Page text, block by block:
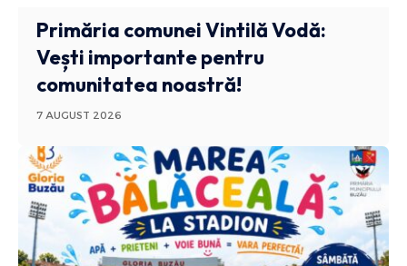
Primăria comunei Vintilă Vodă:
Vești importante pentru
comunitatea noastră!
7 AUGUST 2026